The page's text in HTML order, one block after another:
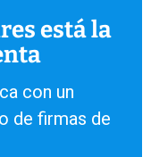
está la
con un
de firmas de